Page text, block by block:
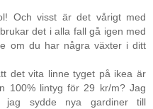
Och visst är det vårigt med
det i alla fall gå igen med
om du har några växter i ditt
det vita linne tyget på ikea är
100% lintyg för 29 kr/m? Jag
jag sydde nya gardiner till